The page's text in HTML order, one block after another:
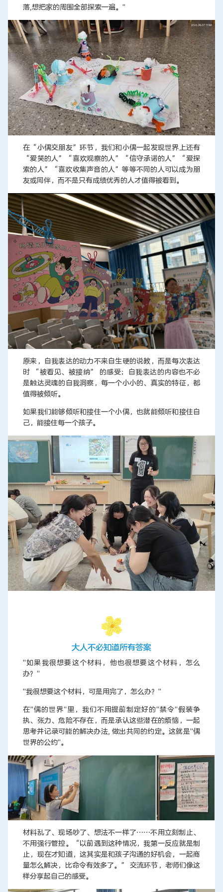
落,想把家的周围全部探索一遍。"
在“小偶交朋友”环节，我们和小偶一起发现世界上还有
“爱笑的人”“喜欢观察的人”“信守承诺的人”“爱探
索的人”“喜欢收集声音的人”等等不同的人可以成为朋
友或同伴，而不是只有成绩优秀的人才值得被看到。
原来，自我表达的动力不来自生硬的说教，而是每次表达
时 “被看见、被接纳” 的感受；自我表达的内容也不必
是触达灵魂的自我洞察，每一个小小的、真实的特征，都
值得被倾听。
如果我们能够倾听和接住一个小偶，也就能倾听和接住自
己，能接住每一个孩子。
大人不必知道所有答案
"如果我很想要这个材料，他也很想要这个材料，怎么
办？"
"我很想要这个材料，可是用完了，怎么办？"
在"偶的世界"里，我们不用提前制定好的"禁令"假装争
执、张力、危险不存在，而是承认这些潜在的烦恼，一起
思考并记录可能的解决办法, 做出共同的约定。这就是"偶
世界的公约"。
材料乱了、现场吵了、想法不一样了……不用立刻制止、
不用强行管控。“以前遇到这种情况，我第一反应就是制
止，现在才知道，这其实是和孩子沟通的好机会，一起商
量怎么解决，比命令有效多了。” 交流环节，老师们像这
样分享起自己的感受。